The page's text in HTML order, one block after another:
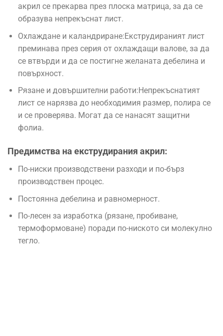
акрил се прекарва през плоска матрица, за да се
образува непрекъснат лист.
Охлаждане и каландриране:Екструдираният лист
преминава през серия от охлаждащи валове, за да
се втвърди и да се постигне желаната дебелина и
повърхност.
Рязане и довършителни работи:Непрекъснатият
лист се нарязва до необходимия размер, полира се
и се проверява. Могат да се нанасят защитни
фолиа.
Предимства на екструдирания акрил:
По-ниски производствени разходи и по-бърз
производствен процес.
Постоянна дебелина и равномерност.
По-лесен за изработка (рязане, пробиване,
термоформоване) поради по-ниското си молекулно
тегло.